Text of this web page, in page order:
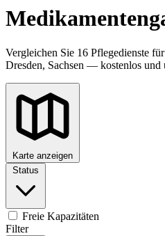
Vergleichen Sie 16 Pflegedienste
Dresden, Sachsen — kostenlos und
Karte anzeigen
Status
Freie Kapazitäten
Filter